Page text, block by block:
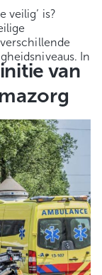
veilig’ is?
In
van